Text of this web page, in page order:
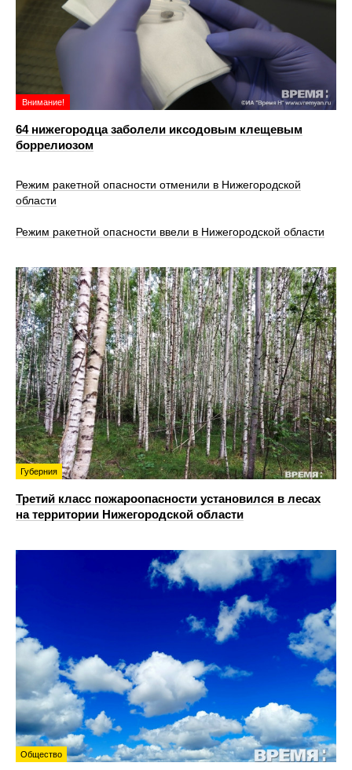
Внимание!
64 нижегородца заболели иксодовым клещевым
боррелиозом
Режим ракетной опасности отменили в Нижегородской
области
Режим ракетной опасности ввели в Нижегородской области
Губерния
Третий класс пожароопасности установился в лесах
на территории Нижегородской области
Общество